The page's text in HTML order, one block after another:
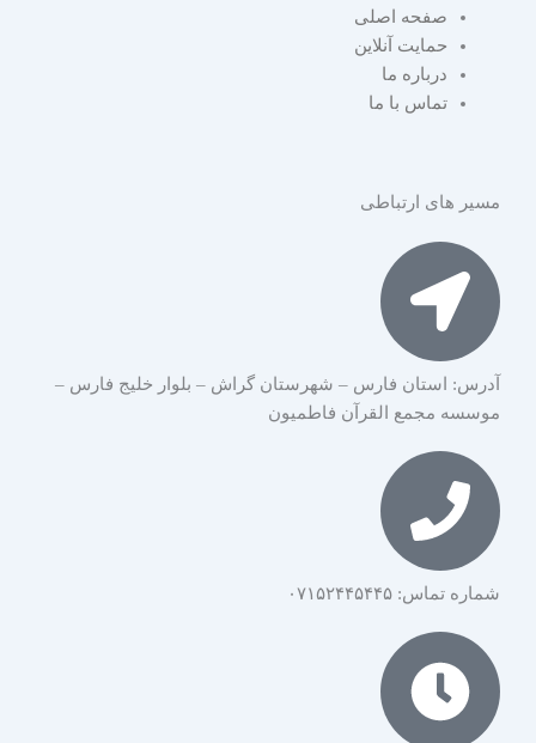
r
a
m
g
r
صفحه اصلی
حمایت آنلاین
درباره ما
تماس با ما
مسیر های ارتباطی
آدرس: استان فارس – شهرستان گراش – بلوار خلیج فارس –
موسسه مجمع القرآن فاطمیون
شماره تماس: ۰۷۱۵۲۴۴۵۴۴۵